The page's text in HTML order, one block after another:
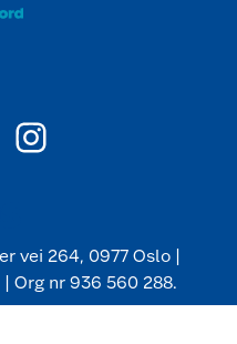
vei 264, 0977 Oslo |
Org nr 936 560 288.